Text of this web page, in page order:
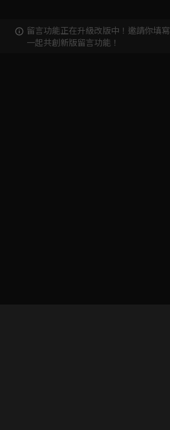
留言功能正在升級改版中！邀請你填寫
一起共創新版留言功能！